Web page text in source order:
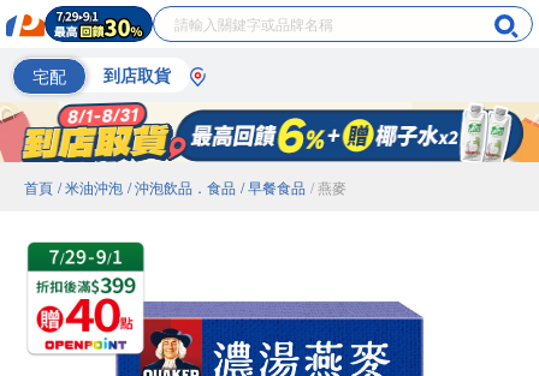
宅配 到店取貨
首頁 / 米油沖泡 / 沖泡飲品．食品 / 早餐食品 / 燕麥